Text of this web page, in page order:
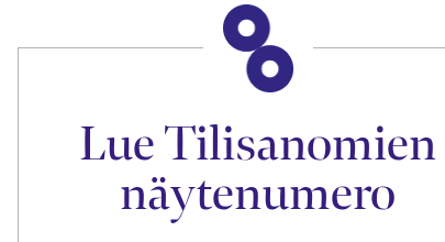
Lue Tilisanomien
näytenumero